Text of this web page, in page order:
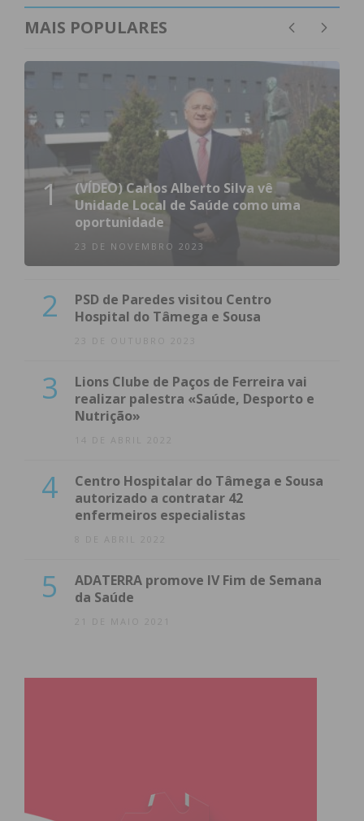
MAIS POPULARES
1
(VÍDEO) Carlos Alberto Silva vê
Unidade Local de Saúde como uma
oportunidade
23 DE NOVEMBRO 2023
2
PSD de Paredes visitou Centro
Hospital do Tâmega e Sousa
23 DE OUTUBRO 2023
3
Lions Clube de Paços de Ferreira vai
realizar palestra «Saúde, Desporto e
Nutrição»
14 DE ABRIL 2022
4
Centro Hospitalar do Tâmega e Sousa
autorizado a contratar 42
enfermeiros especialistas
8 DE ABRIL 2022
5
ADATERRA promove IV Fim de Semana
da Saúde
21 DE MAIO 2021